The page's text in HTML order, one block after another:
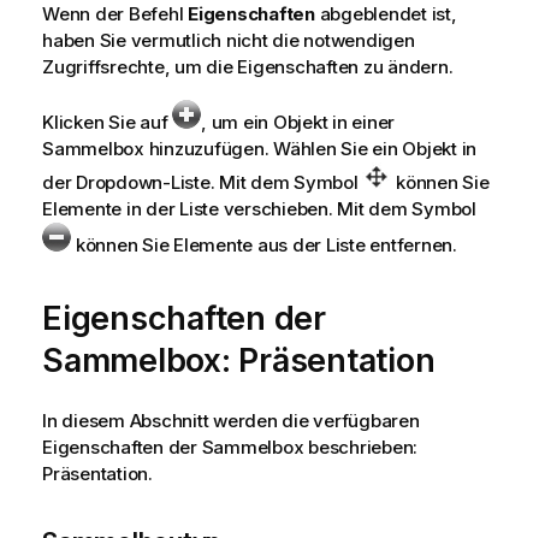
Wenn der Befehl Eigenschaftenabgeblendet ist,
haben Sie vermutlich nicht die notwendigen
Zugriffsrechte, um die Eigenschaften zu ändern.
Klicken Sie auf
, um ein Objekt in einer
Sammelbox hinzuzufügen. Wählen Sie ein Objekt in
der Dropdown-Liste. Mit dem Symbol
können Sie
Elemente in der Liste verschieben. Mit dem Symbol
können Sie Elemente aus der Liste entfernen.
Eigenschaften der
Sammelbox: Präsentation
In diesem Abschnitt werden die verfügbaren
Eigenschaften der Sammelbox beschrieben:
Präsentation.